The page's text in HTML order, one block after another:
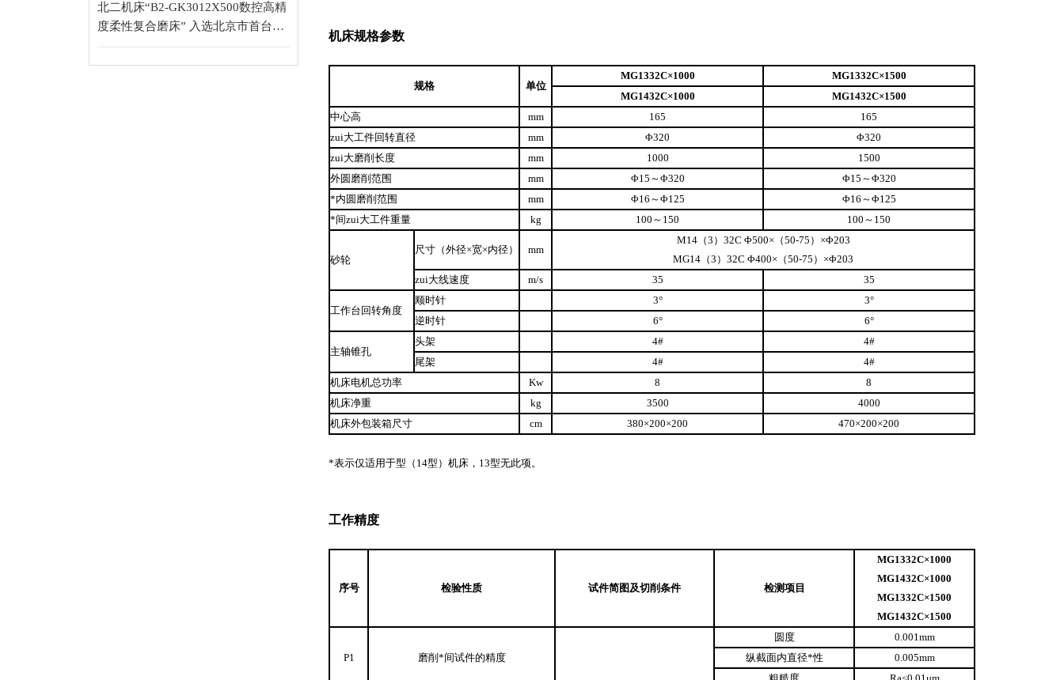
北二机床“B2-GK3012X500数控高精
度柔性复合磨床” 入选北京市首台
机床规格参数
规格 单位
MG1332C×1000
MG1332C×1500
MG1432C×1000
MG1432C×1500
中心高
mm 165
165
zui大工件回转直径
mm Φ320
Φ320
zui大磨削长度
mm 1000
1500
外圆磨削范围
mm Φ15～Φ320
Φ15～Φ320
*内圆磨削范围
mm Φ16～Φ125
Φ16～Φ125
*间zui大工件重量
kg 100～150 100～150
砂轮
尺寸（外径×宽×内径） mm
M14（3）32C Φ500×（50-75）×Φ203
MG14（3）32C Φ400×（50-75）×Φ203
zui大线速度
m/s 35 35
工作台回转角度
顺时针 3°
3°
逆时针
6° 6°
主轴锥孔
头架 4#
4#
尾架
4#
4#
机床电机总功率
Kw 8
8
机床净重
kg 3500
4000
机床外包装箱尺寸
cm 380×200×200 470×200×200
*表示仅适用于型（14型）机床，13型无此项。
工作精度
序号 检验性质 试件简图及切削条件 检测项目
MG1332C×1000
MG1432C×1000
MG1332C×1500
MG1432C×1500
P1 磨削*间试件的精度
圆度
0.001mm
纵截面内直径*性
0.005mm